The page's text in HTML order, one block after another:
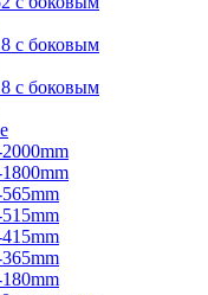
с боковым
с боковым